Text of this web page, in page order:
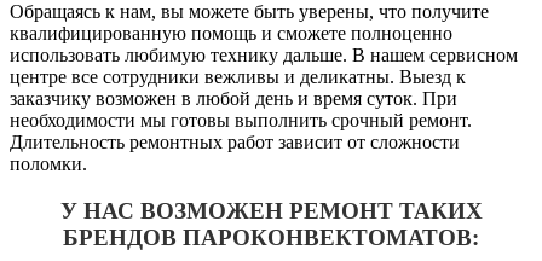
Обращаясь к нам, вы можете быть уверены, что получите
квалифицированную помощь и сможете полноценно
использовать любимую технику дальше. В нашем сервисном
центре все сотрудники вежливы и деликатны. Выезд к
заказчику возможен в любой день и время суток. При
необходимости мы готовы выполнить срочный ремонт.
Длительность ремонтных работ зависит от сложности
поломки.
У НАС ВОЗМОЖЕН РЕМОНТ ТАКИХ
БРЕНДОВ ПАРОКОНВЕКТОМАТОВ: